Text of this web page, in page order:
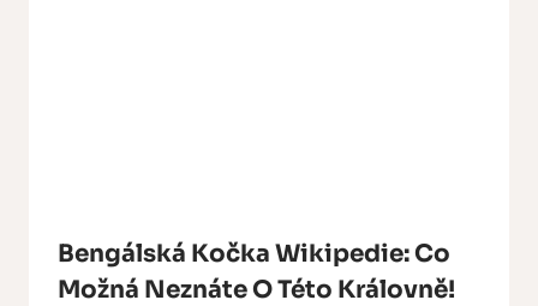
Bengálská Kočka Wikipedie: Co
Možná Neznáte O Této Královně!